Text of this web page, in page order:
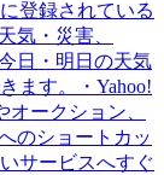
登録されている
気・災害、
日・明日の天気
ます。・Yahoo!
ークション、
のショートカッ
サービスへすぐ